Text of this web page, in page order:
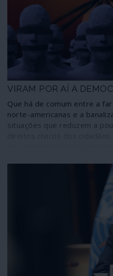
VIRAM POR AÍ A
Que há de comum entre a
norte-americanas e a
situações que reduzem a
olhar a sociedade em todo o
ortodoxia neoliberal, ditada
afundar-se a própria